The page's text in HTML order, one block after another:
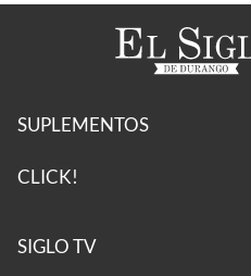
SUPLEMENTOS
CLICK!
SIGLO TV